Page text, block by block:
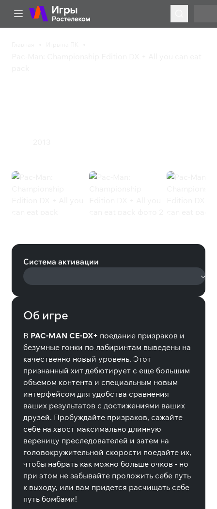
Система активации
Об игре
В PAC-MAN CE-DX+ поедание призраков и
безумные гонки по лабиринтам выведены на
качественно новый уровень. Этот
признанный хит дебютирует с еще большим
объемом контента и специальным новым
интерфейсом для удобства сравнения
ваших результатов с достижениями ваших
друзей. Пробуждайте призраков, сажайте
себе на хвост максимально длинную
вереницу преследователей и затем на
головокружительной скорости поедайте их,
чтобы набрать как можно больше очков - но
при этом не забывайте проложить себе путь
к выходу, или вам придется расчищать себе
путь бомбами!